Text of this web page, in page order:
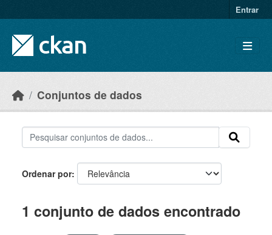
Entrar
Conjuntos de dados
Ordenar por
1 conjunto de dados encontrado